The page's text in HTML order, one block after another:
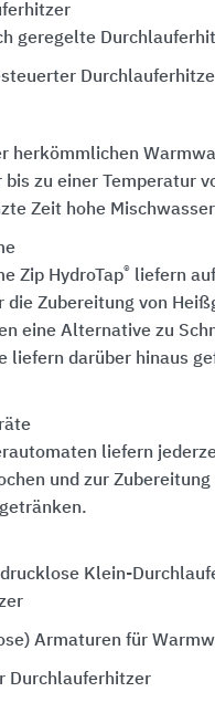
geregelte
herkömmlichen
bis zu einer Temperatur
Zeit hohe
Zip HydroTap® liefern
die Zubereitung von
eine Alternative zu
liefern darüber hinaus
liefern
und zur
Klein-
Armaturen für
Durchlauferhitzer